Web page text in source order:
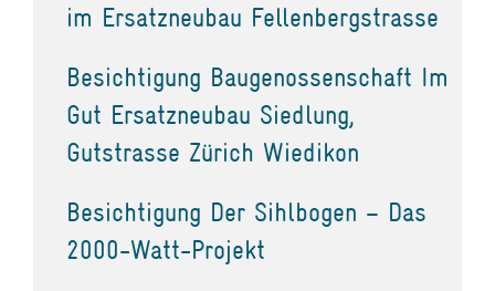
im Ersatzneubau Fellenbergstrasse
Besichtigung Baugenossenschaft Im
Gut Ersatzneubau Siedlung,
Gutstrasse Zürich Wiedikon
Besichtigung Der Sihlbogen – Das
2000-Watt-Projekt